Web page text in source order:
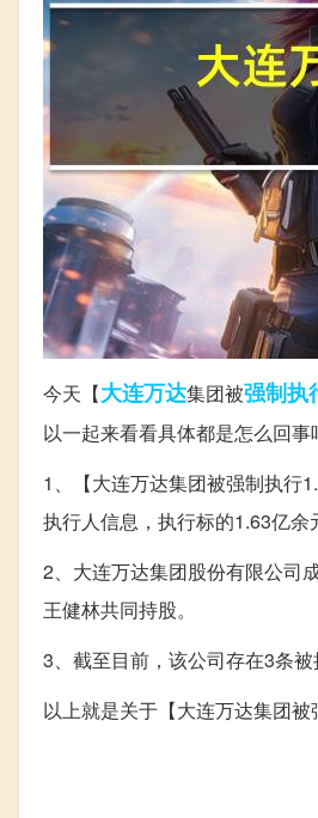
今天【大连万达集团被强制执
以一起来看看具体都是怎么回事
1、【大连万达集团被强制执行
执行人信息，执行标的1.63亿余
2、大连万达集团股份有限公司
王健林共同持股。
3、截至目前，该公司存在3条被
以上就是关于【大连万达集团